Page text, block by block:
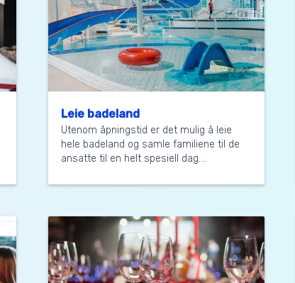
Leie badeland
Utenom åpningstid er det mulig å leie
hele badeland og samle familiene til de
ansatte til en helt spesiell dag....